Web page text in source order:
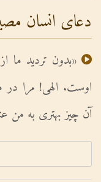
دعای انسان
«بدون تردید ما
اوست. الهى! مرا
آن چیز بهترى به من